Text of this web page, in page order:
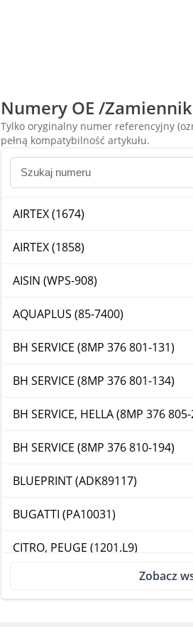
Numery OE /
Tylko oryginalny numer referencyjny
pełną kompatybilność artykułu.
AIRTEX (1674)
AIRTEX (1858)
AISIN (WPS-908)
AQUAPLUS (85-7400)
BH SERVICE (8MP 376 801-131)
BH SERVICE (8MP 376 801-134)
BH SERVICE, HELLA (8MP 376
BH SERVICE (8MP 376 810-194)
BLUEPRINT (ADK89117)
BUGATTI (PA10031)
CITRO, PEUGE (1201.L9)
Zobacz